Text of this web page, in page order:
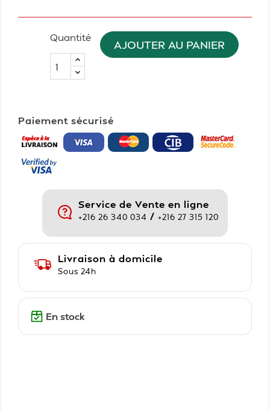
Quantité
AJOUTER AU PANIER
Paiement sécurisé
Service de Vente en ligne
+216 26 340 034 / +216 27 315 120
Livraison à domicile
Sous 24h
En stock